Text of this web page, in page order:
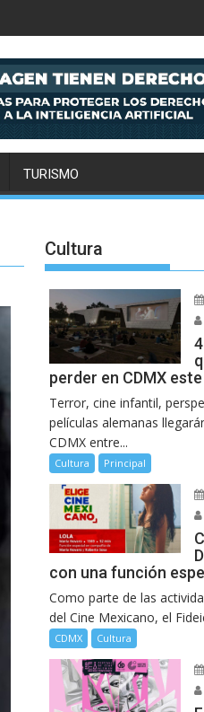
Central de Abasto
TURISMO
Cultura
perder en CDMX
Terror, cine infantil,
películas alemanas
CDMX entre...
Cultura Principal
con una función
Como parte de las
del Cine Mexicano, el
CDMX Cultura